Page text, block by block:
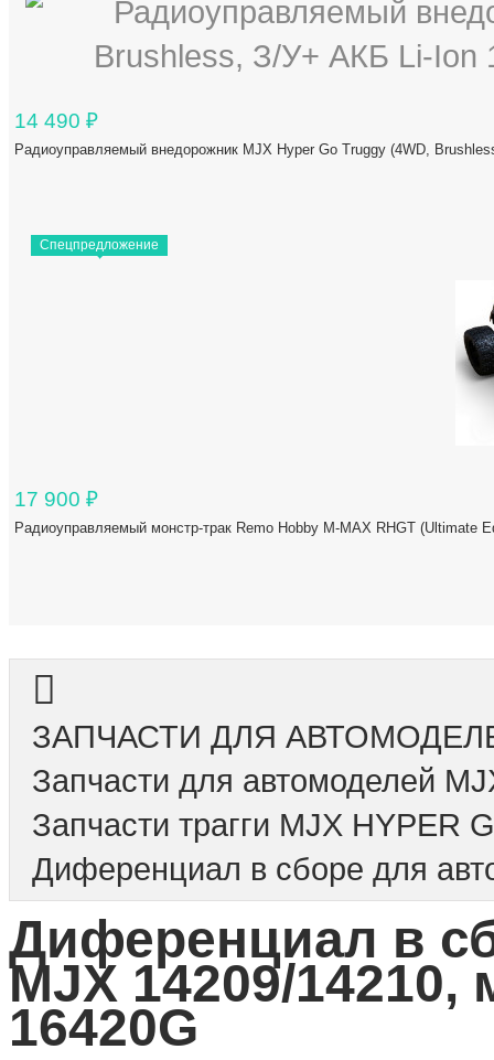
14 490 ₽
Радиоуправляемый внедорожник MJX Hyper Go Truggy (4WD,
Спецпредложение
17 900 ₽
Радиоуправляемый монстр-трак Remo Hobby M-MAX RHGT (Ultimate
ЗАПЧАСТИ ДЛЯ
Запчасти для автомоделей
Запчасти трагги MJX HYPER
Диференциал в сборе для
Диференциал в
MJX 14209/14210,
16420G